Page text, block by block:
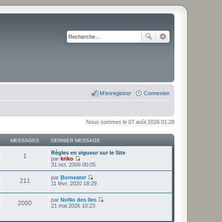
Connexion
M’enregistrer
Nous sommes le 07 août 2026 01:28
MESSAGES DERNIER MESSAGE
1
Règles en vigueur sur le Site
par kriko
V
o
i
r
l
e
d
e
31 oct. 2006 00:05
211 par Borneater
V
i
r
l
11 févr. 2020 18:29
2000 par NoNo des Iles
21 mai 2026 10:23